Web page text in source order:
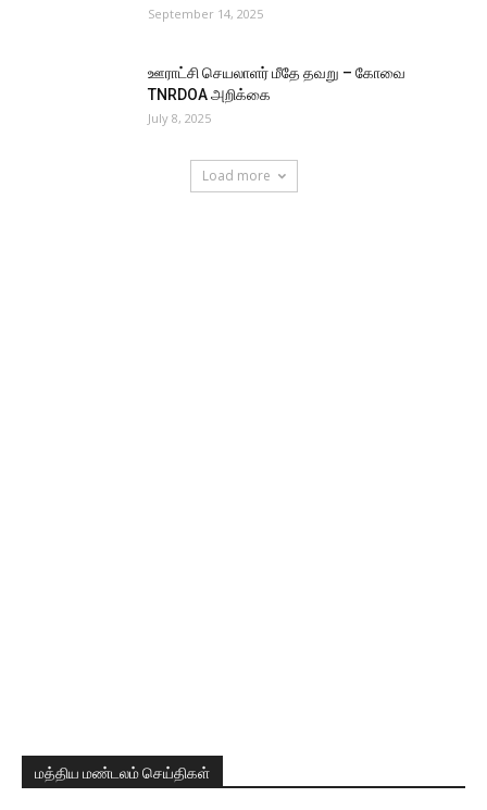
September 14, 2025
ஊராட்சி செயலாளர் மீதே தவறு – கோவை
TNRDOA அறிக்கை
July 8, 2025
Load more
மத்திய மண்டலம் செய்திகள்